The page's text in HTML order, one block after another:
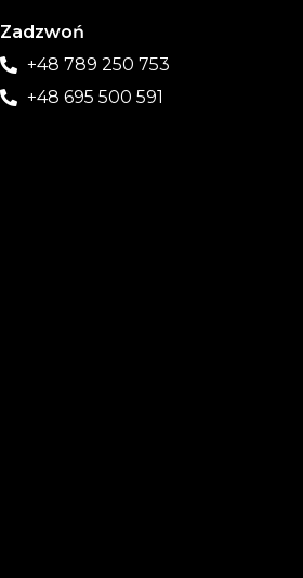
Zadzwoń
+48 789 250 753
+48 695 500 591